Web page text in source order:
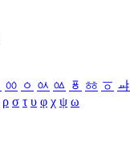
ㆀ ㆁ ㆂ ㆃ ㆄ ㆅ ㆆ ㆇ
ρ σ τ υ φ χ ψ ω